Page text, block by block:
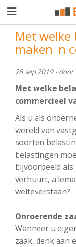
aanbieden
Pand
Waarom
adverteren
Premium
adverteren
Blog
Registreren
Login
Met welke
maken in
26 sep 2019 -
Met welke
commercieel
Als u als
wereld van
soorten
belastingen
bijvoorbeeld als
verhuurt,
welteverstaan?
Onroerende
Wanneer u
zaak, denk aan